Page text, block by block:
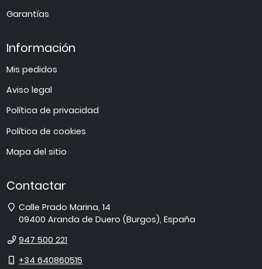
Garantías
Información
Mis pedidos
Aviso legal
Política de privacidad
Política de cookies
Mapa del sitio
Contactar
Dirección
Calle Prado Marina, 14
09400 Aranda de Duero (Burgos),España
Teléfono
947 500 221
Móvil
+34 640860515